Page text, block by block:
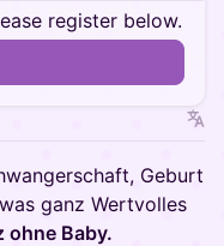
register below.
Geburt
ganz Wertvolles
ohne Baby.